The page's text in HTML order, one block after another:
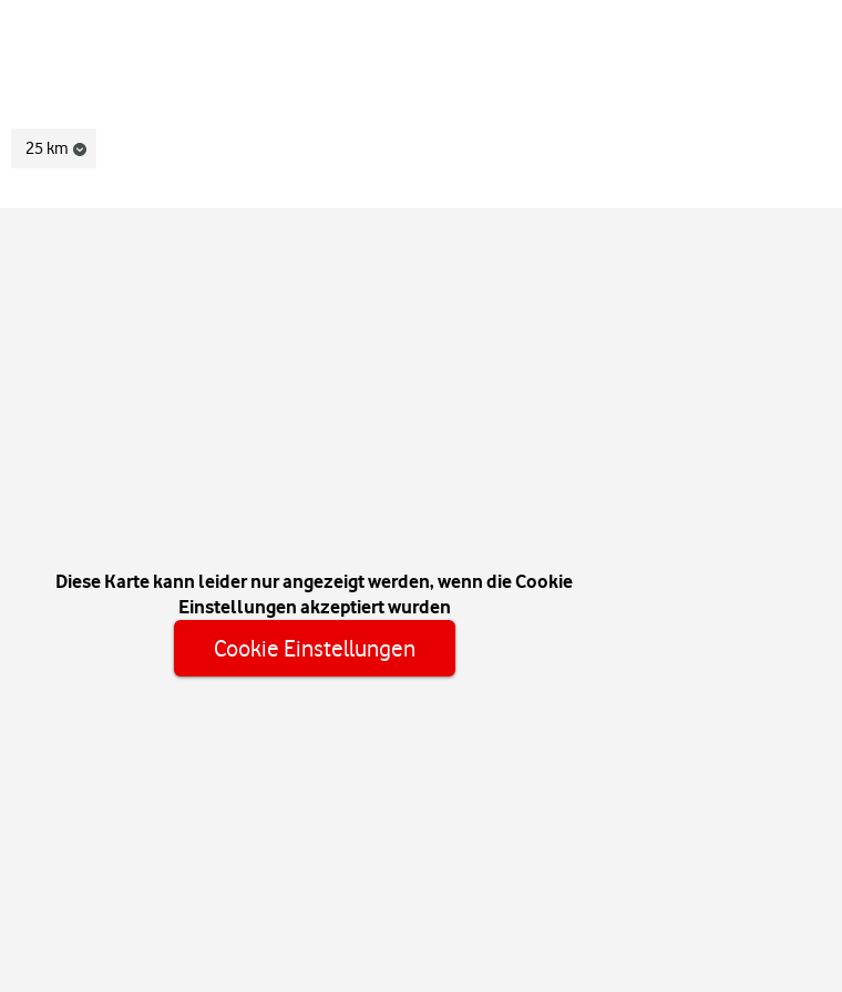
Display filters.
25 km
Diese Karte kann leider nur angezeigt werden, wenn die Cookie
Einstellungen akzeptiert wurden
Cookie Einstellungen